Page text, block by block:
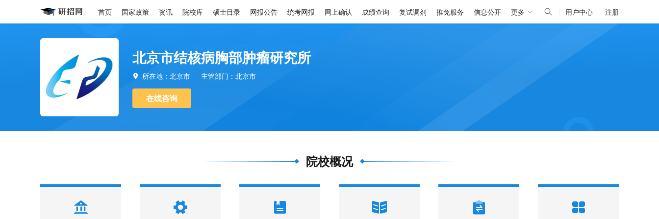
首页 国家政策 资讯 院校库 硕士目录 网报公告 统考网报 网上确认 成绩查询 复试调剂 推免服务 信息公开 更多 用户中心 注册
北京市结核病胸部肿瘤研究所
 所在地：北京市 主管部门：北京市
在线咨询
院校概况